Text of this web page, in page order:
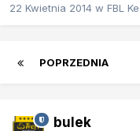
22 Kwietnia 2014 w FBL
POPRZEDNIA
bulek